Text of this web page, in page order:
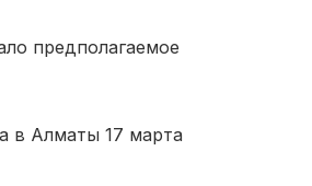
предполагаемое
в Алматы 17 марта